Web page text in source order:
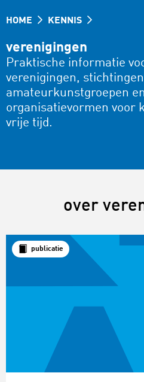
HOME KENNIS
verenigingen
Praktische informatie
verenigingen,
amateurkunstgroepen
organisatievormen voor
vrije tijd.
over
publicatie